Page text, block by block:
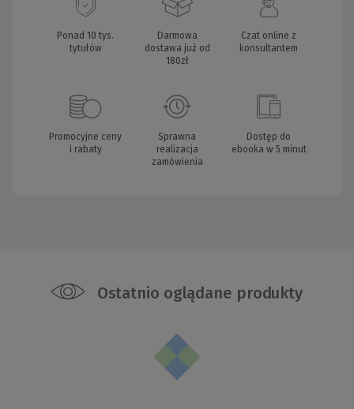
Ponad 10 tys.
tytułów
Darmowa
dostawa już od
180zł
Czat online z
konsultantem
Promocyjne ceny
i rabaty
Sprawna
realizacja
zamówienia
Dostęp do
ebooka w 5 minut
Ostatnio oglądane produkty